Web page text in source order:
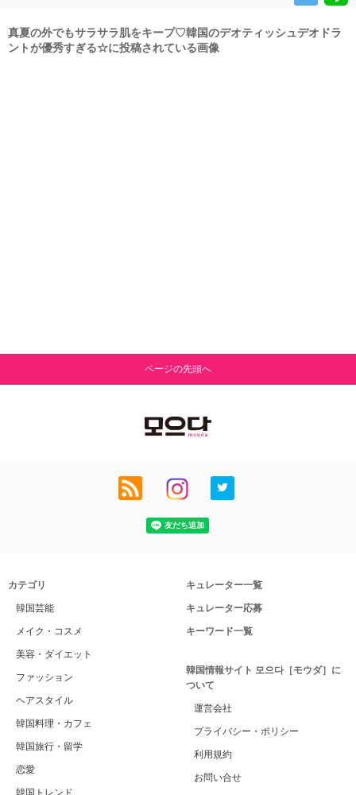
真夏の外でもサラサラ肌をキープ♡韓国のデオティッシュデオドラ
ントが優秀すぎる☆に投稿されている画像
ページの先頭へ
カテゴリ
韓国芸能
メイク・コスメ
美容・ダイエット
ファッション
ヘアスタイル
韓国料理・カフェ
韓国旅行・留学
恋愛
韓国トレンド
キュレーター一覧
キュレーター応募
キーワード一覧
韓国情報サイト 모으다［モウダ］に
ついて
運営会社
プライバシー・ポリシー
利用規約
お問い合せ